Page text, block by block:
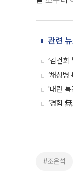
관련
‘김건
‘채상
'내란 특
‘경험
#조은석